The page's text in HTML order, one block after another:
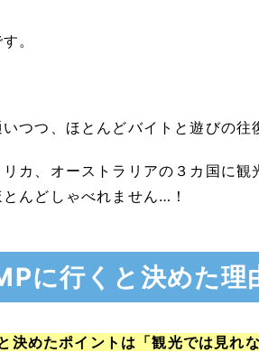
。
つつ、ほとんどバイトと遊びの往
カ、オーストラリアの３カ国に
んどしゃべれません…！
に行くと決めた理
めたポイントは「観光では見れ